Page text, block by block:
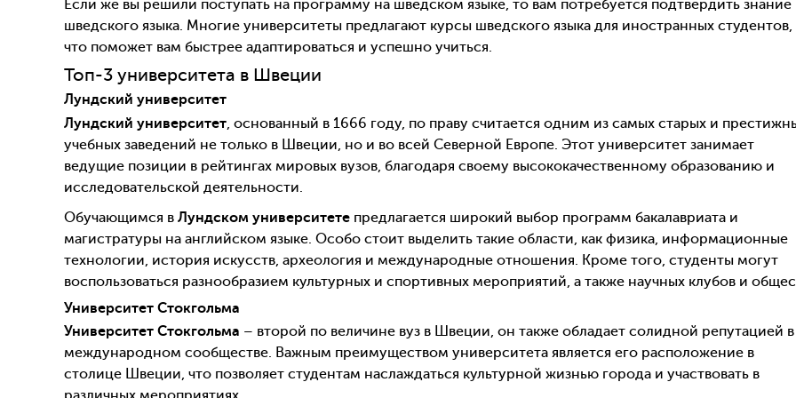
Если же вы решили поступать на программу на шведском языке, то вам потребуется подтвердить знание
шведского языка. Многие университеты предлагают курсы шведского языка для иностранных студентов,
что поможет вам быстрее адаптироваться и успешно учиться.
Топ-3 университета в Швеции
Лундский университет
Лундский университет, основанный в 1666 году, по праву считается одним из самых старых и
учебных заведений не только в Швеции, но и во всей Северной Европе. Этот университет занимает
ведущие позиции в рейтингах мировых вузов, благодаря своему высококачественному образованию и
исследовательской деятельности.
Обучающимся в Лундском университете предлагается широкий выбор программ бакалавриата и
магистратуры на английском языке. Особо стоит выделить такие области, как физика, информационные
технологии, история искусств, археология и международные отношения. Кроме того, студенты могут
воспользоваться разнообразием культурных и спортивных мероприятий, а также научных клубов и
Университет Стокгольма
Университет Стокгольма – второй по величине вуз в Швеции, он также обладает солидной репутацией в
международном сообществе. Важным преимуществом университета является его расположение в
столице Швеции, что позволяет студентам наслаждаться культурной жизнью города и участвовать в